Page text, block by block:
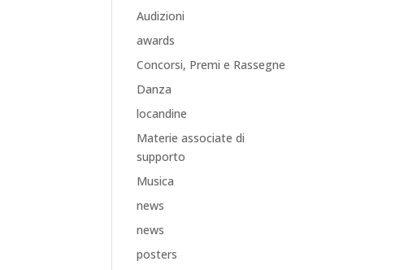
Audizioni
awards
Concorsi, Premi e Rassegne
Danza
locandine
Materie associate di
supporto
Musica
news
news
posters